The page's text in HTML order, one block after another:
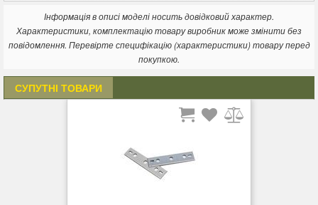
вимикач з функцією аварійної зупинки і захистом від
повторного включення. Гніздо для включення пилососа.
Штовхач.
Технічні дані: 220-240в. 200Вт. 50/60Гц. Робочий стіл
400х80мм. Ширина оброблюваної деталі 80мм. Максимальна
глибина різання 0,8мм. Частота обертання 6000 об/хв.
Інформація в описі моделі носить довідковий характер.
Характеристики, комплектацію товару виробник може змінити без
повідомлення. Перевірте специфікацію (характеристики) товару перед
покупкою.
СУПУТНІ ТОВАРИ